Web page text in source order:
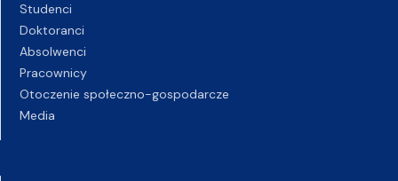
Studenci
Doktoranci
Absolwenci
Pracownicy
Otoczenie społeczno-gospodarcze
Media